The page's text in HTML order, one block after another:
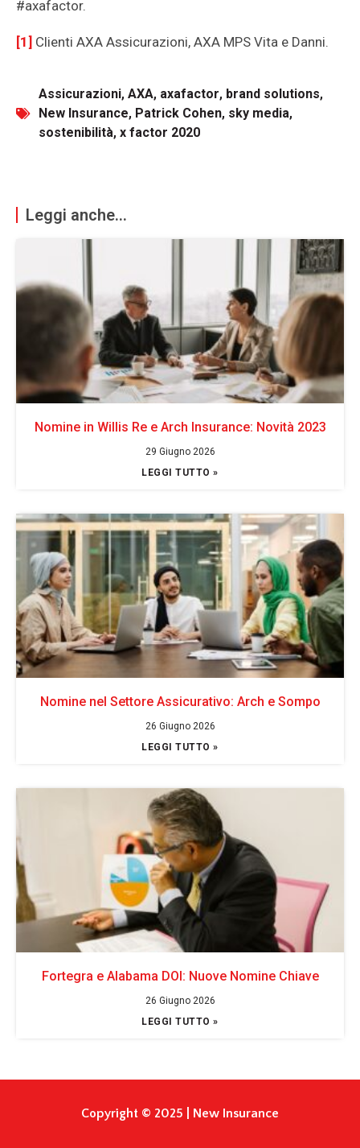
#axafactor.
[1] Clienti AXA Assicurazioni, AXA MPS Vita e Danni.
Assicurazioni, AXA, axafactor, brand solutions,
New Insurance, Patrick Cohen, sky media,
sostenibilità, x factor 2020
Leggi anche...
Nomine in Willis Re e Arch Insurance: Novità 2023
29 Giugno 2026
LEGGI TUTTO »
Nomine nel Settore Assicurativo: Arch e Sompo
26 Giugno 2026
LEGGI TUTTO »
Fortegra e Alabama DOI: Nuove Nomine Chiave
26 Giugno 2026
LEGGI TUTTO »
Copyright © 2025 | New Insurance